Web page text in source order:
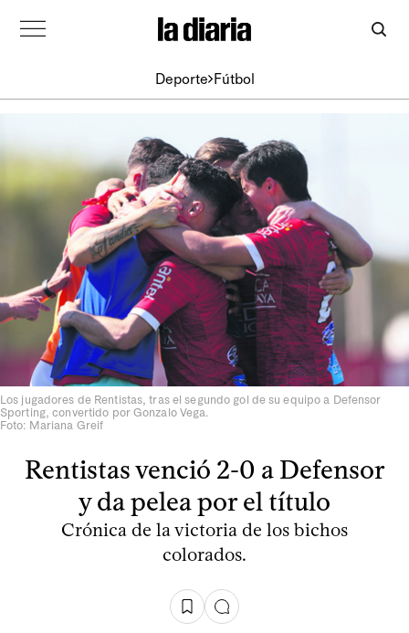
Deporte Fútbol
Los jugadores de Rentistas, tras el segundo gol de su equipo a Defensor
Sporting, convertido por Gonzalo Vega.
Foto: Mariana Greif
Rentistas venció 2-0 a Defensor
y da pelea por el título
Crónica de la victoria de los bichos
colorados.